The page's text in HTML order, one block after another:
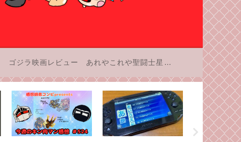
ゴジラ映画レビュー あれやこれや聖闘士星矢